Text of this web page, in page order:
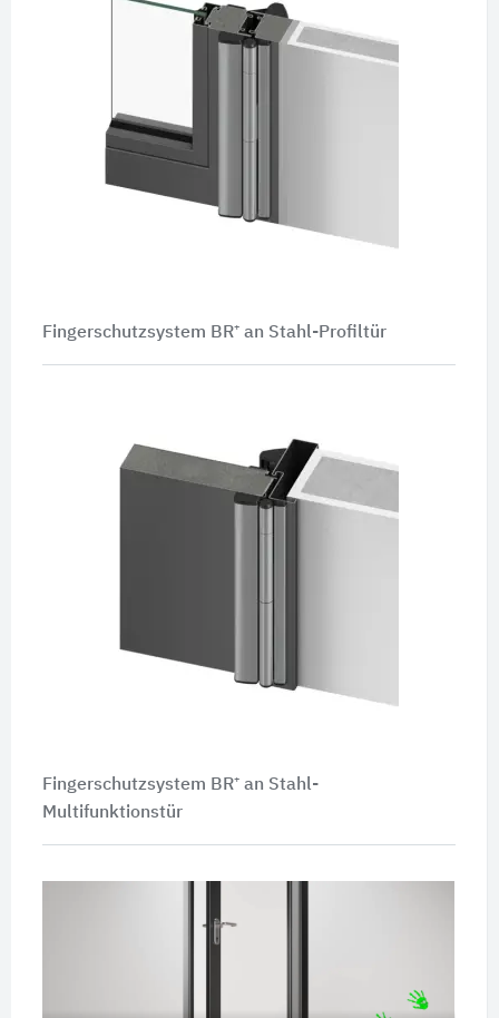
Fingerschutzsystem BR⁺ an Stahl-Profiltür
Fingerschutzsystem BR⁺ an Stahl-
Multifunktionstür